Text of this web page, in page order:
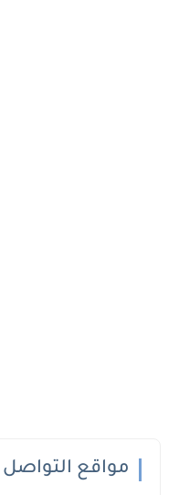
مواقع التواصل